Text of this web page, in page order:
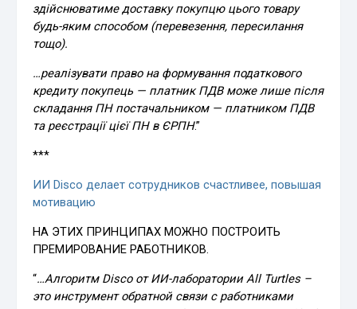
здійснюватиме доставку покупцю цього товару
будь-яким способом (перевезення, пересилання
тощо).
…реалізувати право на формування податкового
кредиту покупець — платник ПДВ може лише після
складання ПН постачальником — платником ПДВ
та реєстрації цієї ПН в ЄРПН.”
***
ИИ Disco делает сотрудников счастливее, повышая
мотивацию
НА ЭТИХ ПРИНЦИПАХ МОЖНО ПОСТРОИТЬ
ПРЕМИРОВАНИЕ РАБОТНИКОВ.
“…Алгоритм Disco от ИИ-лаборатории All Turtles –
это инструмент обратной связи с работниками